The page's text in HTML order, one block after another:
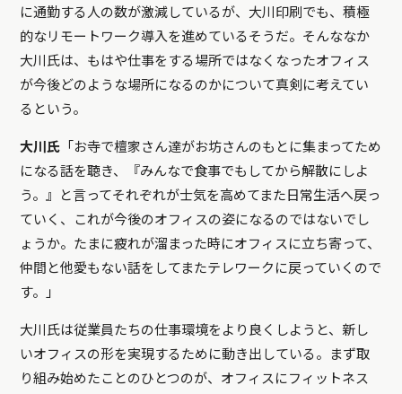
に通勤する人の数が激減しているが、大川印刷でも、積極
的なリモートワーク導入を進めているそうだ。そんななか
大川氏は、もはや仕事をする場所ではなくなったオフィス
が今後どのような場所になるのかについて真剣に考えてい
るという。
大川氏 「お寺で檀家さん達がお坊さんのもとに集まってため
になる話を聴き、『みんなで食事でもしてから解散にしよ
う。』と言ってそれぞれが士気を高めてまた日常生活へ戻っ
ていく、これが今後のオフィスの姿になるのではないでし
ょうか。たまに疲れが溜まった時にオフィスに立ち寄って、
仲間と他愛もない話をしてまたテレワークに戻っていくので
す。」
大川氏は従業員たちの仕事環境をより良くしようと、新し
いオフィスの形を実現するために動き出している。まず取
り組み始めたことのひとつのが、オフィスにフィットネス